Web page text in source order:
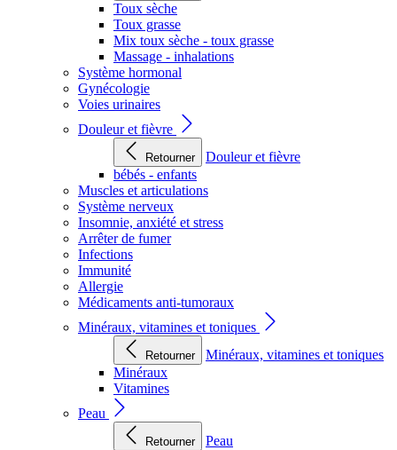
Toux sèche
Toux grasse
Mix toux sèche - toux grasse
Massage - inhalations
Système hormonal
Gynécologie
Voies urinaires
Douleur et fièvre
Retourner
Douleur et fièvre
bébés - enfants
Muscles et articulations
Système nerveux
Insomnie, anxiété et stress
Arrêter de fumer
Infections
Immunité
Allergie
Médicaments anti-tumoraux
Minéraux, vitamines et toniques
Retourner
Minéraux, vitamines et toniques
Minéraux
Vitamines
Peau
Retourner
Peau